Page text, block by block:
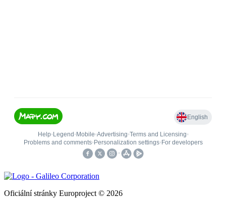
Oficiální stránky Europroject © 2026